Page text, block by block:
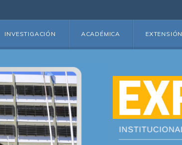
INVESTIGACIÓN ACADÉMICA EXTENSIÓN